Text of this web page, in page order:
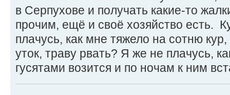
в Серпухове и получать какие-то
прочим, ещё и своё хозяйство есть.
плачусь, как мне тяжело на сотню
уток, траву рвать? Я же не плачусь,
гусятами возится и по ночам к ним